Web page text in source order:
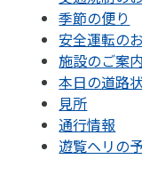
季節の便り
安全運転の
施設のご案内
本日の道路
見所
通行情報
遊覧ヘリの